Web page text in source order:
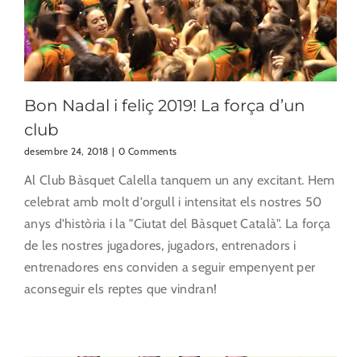
Bon Nadal i feliç 2019! La força d’un
club
desembre 24, 2018 | 0 Comments
Al Club Bàsquet Calella tanquem un any excitant. Hem
celebrat amb molt d'orgull i intensitat els nostres 50
anys d'història i la "Ciutat del Bàsquet Català". La força
de les nostres jugadores, jugadors, entrenadors i
entrenadores ens conviden a seguir empenyent per
aconseguir els reptes que vindran!